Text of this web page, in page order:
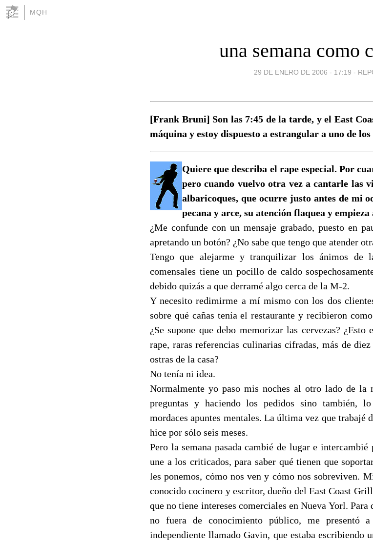
MQH
una semana como
29 DE ENERO DE 2006 - 17:19 -
[Frank Bruni] Son las 7:45 de la tarde, y el East
máquina y estoy dispuesto a estrangular a uno de
Quiere que describa el rape especial. Por
pero cuando vuelvo otra vez a cantarle las
albaricoques, que ocurre justo antes de mi
pecana y arce, su atención flaquea y
¿Me confunde con un mensaje grabado, puesto en
apretando un botón? ¿No sabe que tengo que atender
Tengo que alejarme y tranquilizar los ánimos de
comensales tiene un pocillo de caldo
debido quizás a que derramé algo cerca de la M-2.
Y necesito redimirme a mí mismo con los dos
sobre qué cañas tenía el restaurante y recibieron
¿Se supone que debo memorizar las cervezas?
rape, raras referencias culinarias cifradas, más de
ostras de la casa?
No tenía ni idea.
Normalmente yo paso mis noches al otro lado de la
preguntas y haciendo los pedidos sino también,
mordaces apuntes mentales. La última vez que trabajé
hice por sólo seis meses.
Pero la semana pasada cambié de lugar e
une a los criticados, para saber qué tienen que
les ponemos, cómo nos ven y cómo nos sobreviven.
conocido cocinero y escritor, dueño del East Coast
que no tiene intereses comerciales en Nueva Yorl.
no fuera de conocimiento público, me presentó
independiente llamado Gavin, que estaba escribiendo